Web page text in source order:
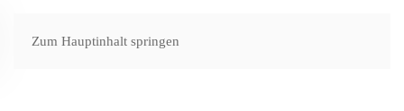
Zum Hauptinhalt springen